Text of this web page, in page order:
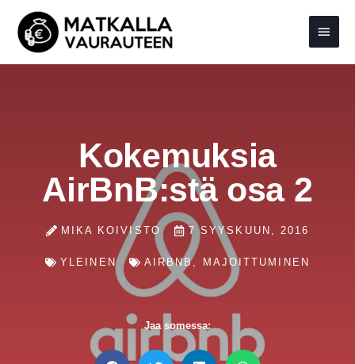
sisältöön
Kokemuksia
AirBnB:stä osa 2
MIKA KOIVISTO 7 SYYSKUUN, 2016
YLEINEN AIRBNB, MAJOITTUMINEN
Jaa somessa: